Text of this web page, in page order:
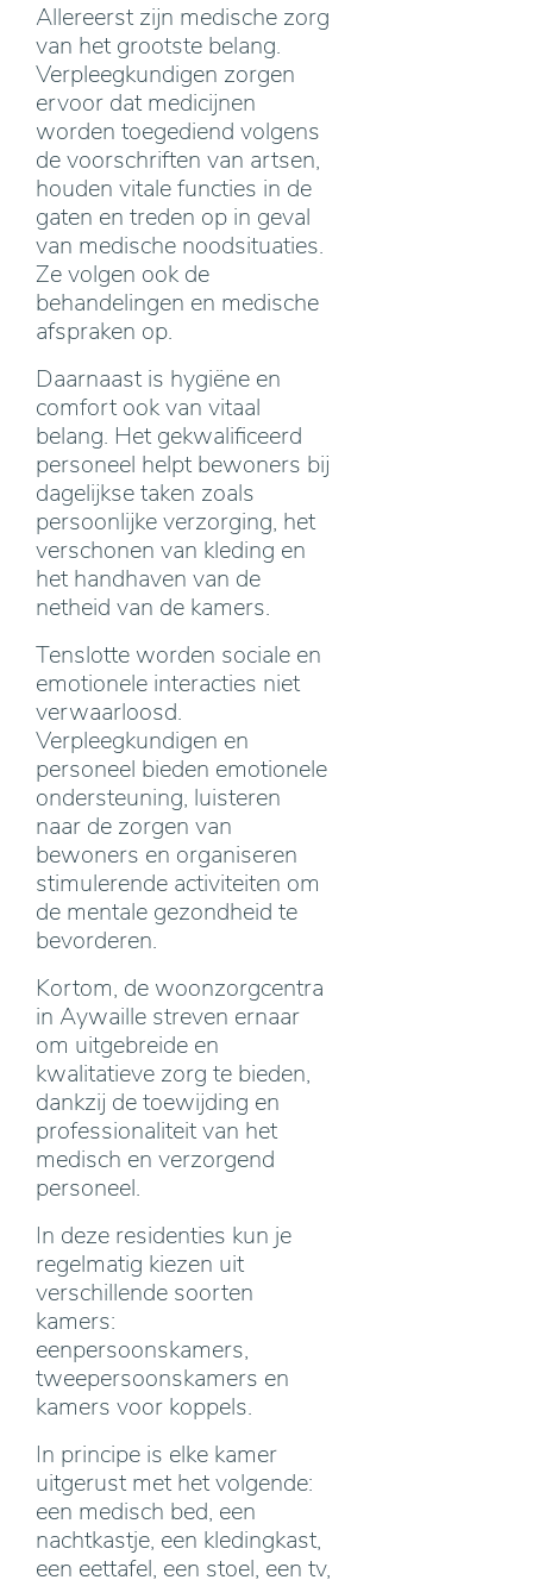
Allereerst zijn medische zorg
van het grootste belang.
Verpleegkundigen zorgen
ervoor dat medicijnen
worden toegediend volgens
de voorschriften van artsen,
houden vitale functies in de
gaten en treden op in geval
van medische noodsituaties.
Ze volgen ook de
behandelingen en medische
afspraken op.
Daarnaast is hygiëne en
comfort ook van vitaal
belang. Het gekwalificeerd
personeel helpt bewoners bij
dagelijkse taken zoals
persoonlijke verzorging, het
verschonen van kleding en
het handhaven van de
netheid van de kamers.
Tenslotte worden sociale en
emotionele interacties niet
verwaarloosd.
Verpleegkundigen en
personeel bieden emotionele
ondersteuning, luisteren
naar de zorgen van
bewoners en organiseren
stimulerende activiteiten om
de mentale gezondheid te
bevorderen.
Kortom, de woonzorgcentra
in Aywaille streven ernaar
om uitgebreide en
kwalitatieve zorg te bieden,
dankzij de toewijding en
professionaliteit van het
medisch en verzorgend
personeel.
In deze residenties kun je
regelmatig kiezen uit
verschillende soorten
kamers:
eenpersoonskamers,
tweepersoonskamers en
kamers voor koppels.
In principe is elke kamer
uitgerust met het volgende:
een medisch bed, een
nachtkastje, een kledingkast,
een eettafel, een stoel, een tv,